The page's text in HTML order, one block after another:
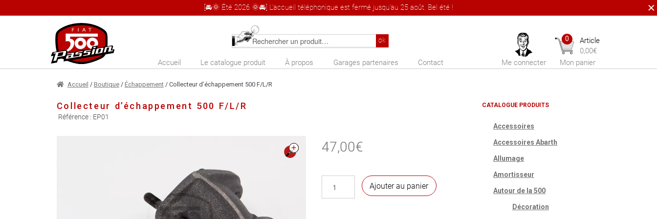
[🚘🌞 Été 2026 🌞🚘] L'accueil téléphonique est fermé jusqu'au 25 août. Bel été !
Aller
à
la
navigation
Aller
au
contenu
Rechercher
produit
ok
Accueil Le catalogue produit À propos Garages partenaires Contact Me connecter
0
Article
0,00€
Mon panier
Accueil / Boutique/ Échappement/ Collecteur d’échappement 500 F/L/R
Collecteur d’échappement 500 F/L/R
Référence : EP01
47,00€
Ajouter au panier
CATALOGUE PRODUITS
Accessoires
Accessoires Abarth
Allumage
Amortisseur
Autour de la 500
Décoration